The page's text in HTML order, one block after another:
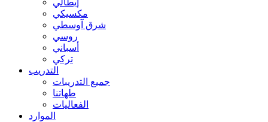
إيطالي
مكسيكي
شرق آوسطي
روسي
أسباني
تركي
التدريب
جميع التدريبات
طهاتنا
الفعاليات
الموارد